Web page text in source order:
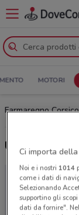
MOTORI
Farmaregno
Ultime
Ci importa
Noi e i nostri 1014
come i dati di
Selezionando
supportino gli
dati da fornire".